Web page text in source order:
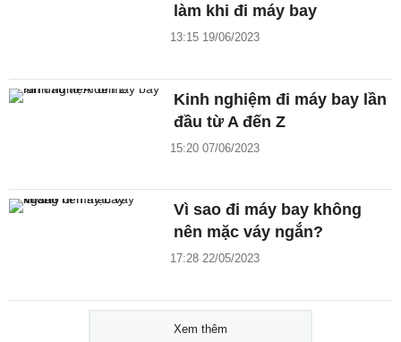
làm khi đi máy bay
13:15 19/06/2023
Kinh nghiệm đi máy bay lần
đầu từ A đến Z
15:20 07/06/2023
Vì sao đi máy bay không
nên mặc váy ngắn?
17:28 22/05/2023
Xem thêm